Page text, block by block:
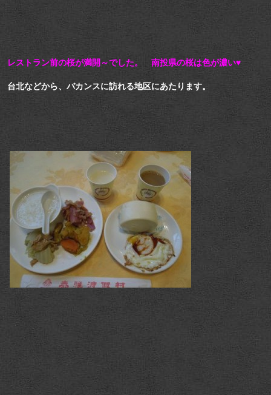
レストラン前の桜が満開～でした。 南投県の桜は色が濃い♥
台北などから、バカンスに訪れる地区にあたります。